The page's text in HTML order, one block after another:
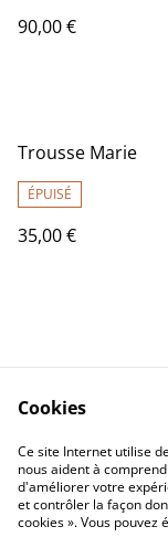
90,00 €
Trousse Marie
ÉPUISÉ
35,00 €
Privacy
Cookies
Ce site Internet utilise
nous aident à
d'améliorer votre
et contrôler la façon
cookies ». Vous